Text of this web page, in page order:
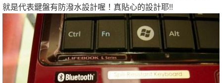
就是代表鍵盤有防潑水設計喔！真貼心的設計耶!!